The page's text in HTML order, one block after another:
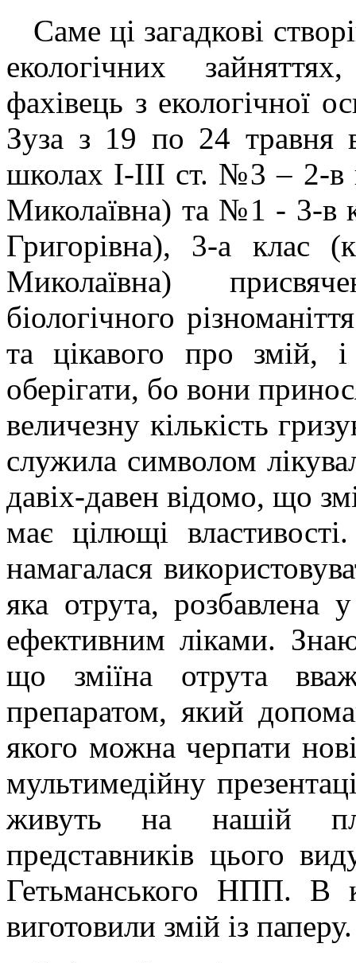
Саме ці загадкові
екологічних
фахівець з екологічної
Зуза з 19 по 24 травня
школах І-ІІІ ст. №3 – 2-в
Миколаївна) та №1 - 3-в
Григорівна), 3-а клас
Миколаївна)
біологічного
та цікавого про змій,
оберігати, бо вони
величезну кількість
служила символом
давіх-давен відомо, що
має цілющі
намагалася
яка отрута, розбавлена
ефективним ліками.
що зміїна отрута
препаратом, який
якого можна черпати
мультимедійну
живуть на нашій
представників цього
Гетьманського НПП. В
виготовили змій із паперу.